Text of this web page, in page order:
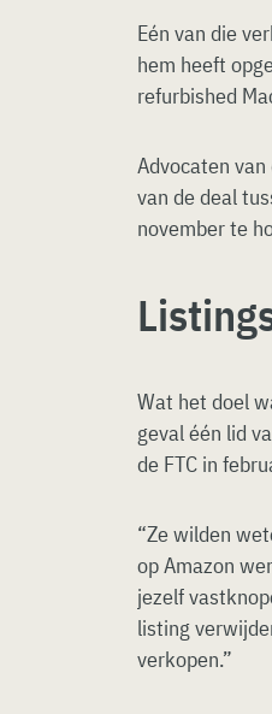
Eén van die
hem heeft
refurbished
Advocaten
van de deal
november te
Wat het doel
geval één lid
de FTC in
“Ze wilden
op Amazon
jezelf
listing
verkopen.”